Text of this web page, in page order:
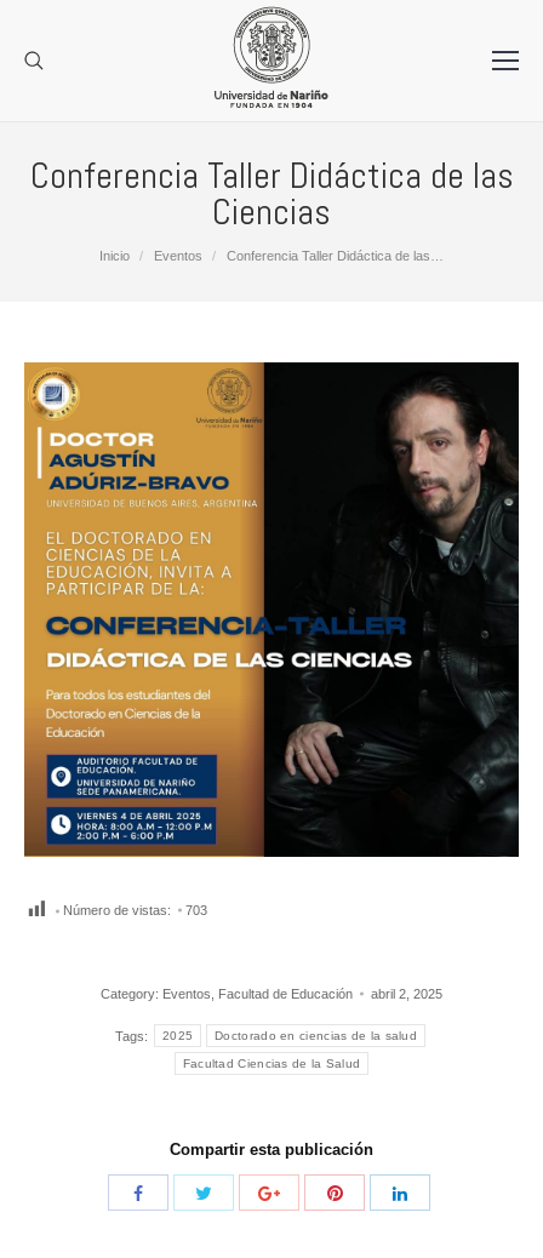
Conferencia Taller Didáctica de las
Ciencias
Estás aquí:
Inicio Eventos Conferencia Taller Didáctica de las…
Número de vistas: 703
Category: Eventos Facultad de Educación abril 2, 2025
Tags: 2025 Doctorado en ciencias de la salud
Facultad Ciencias de la Salud
Compartir esta publicación